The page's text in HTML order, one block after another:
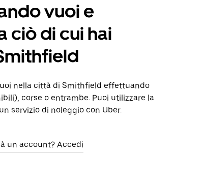
vuoi e
ciò di cui hai
nella città di Smithfield effettuando
corse o entrambe. Puoi utilizzare la
servizio di noleggio con Uber.
un account? Accedi